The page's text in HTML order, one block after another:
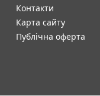
Контакти
Карта сайту
Публічна оферта